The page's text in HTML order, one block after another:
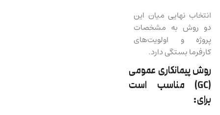
انتخاب نهایی میان این
دو روش به مشخصات
پروژه و اولویت‌های
کارفرما بستگی دارد.
روش پیمانکاری عمومی
(
GC) مناسب است
برای: